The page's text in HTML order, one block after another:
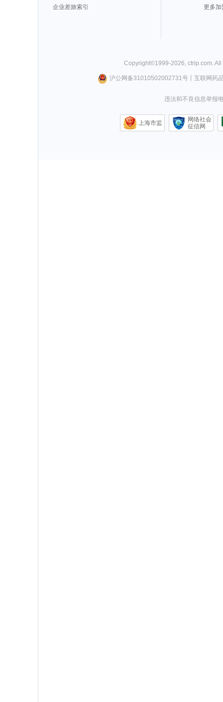
企业差旅索引
更多加
Copyright©1999-2026, ctrip.com.
沪公网备31010502002731号丨 互联网药
违法和不良信息举报
上海市监
网络社会
征信网